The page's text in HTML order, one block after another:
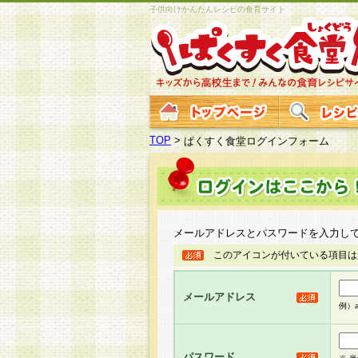
子供向けかんたんレシピの食育サイト
TOP >ぱくすく食堂ログインフォーム
メールアドレスとパスワードを入力し
このアイコンが付いている項目
メールアドレス
例）